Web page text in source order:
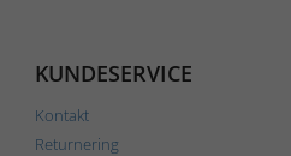
KUNDESERVICE
Kontakt
Returnering